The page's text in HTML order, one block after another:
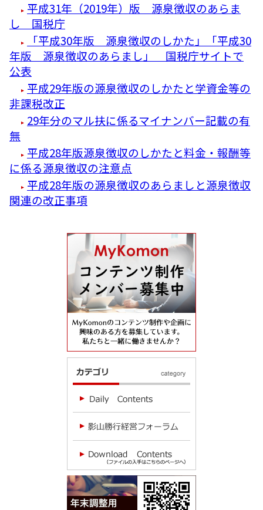
平成31年（2019年）版 源泉徴収のあらま
し 国税庁
「平成30年版 源泉徴収のしかた」「平成30
年版 源泉徴収のあらまし」 国税庁サイトで
公表
平成29年版の源泉徴収のしかたと学資金等の
非課税改正
29年分のマル扶に係るマイナンバー記載の有
無
平成28年版源泉徴収のしかたと料金・報酬等
に係る源泉徴収の注意点
平成28年版の源泉徴収のあらましと源泉徴収
関連の改正事項